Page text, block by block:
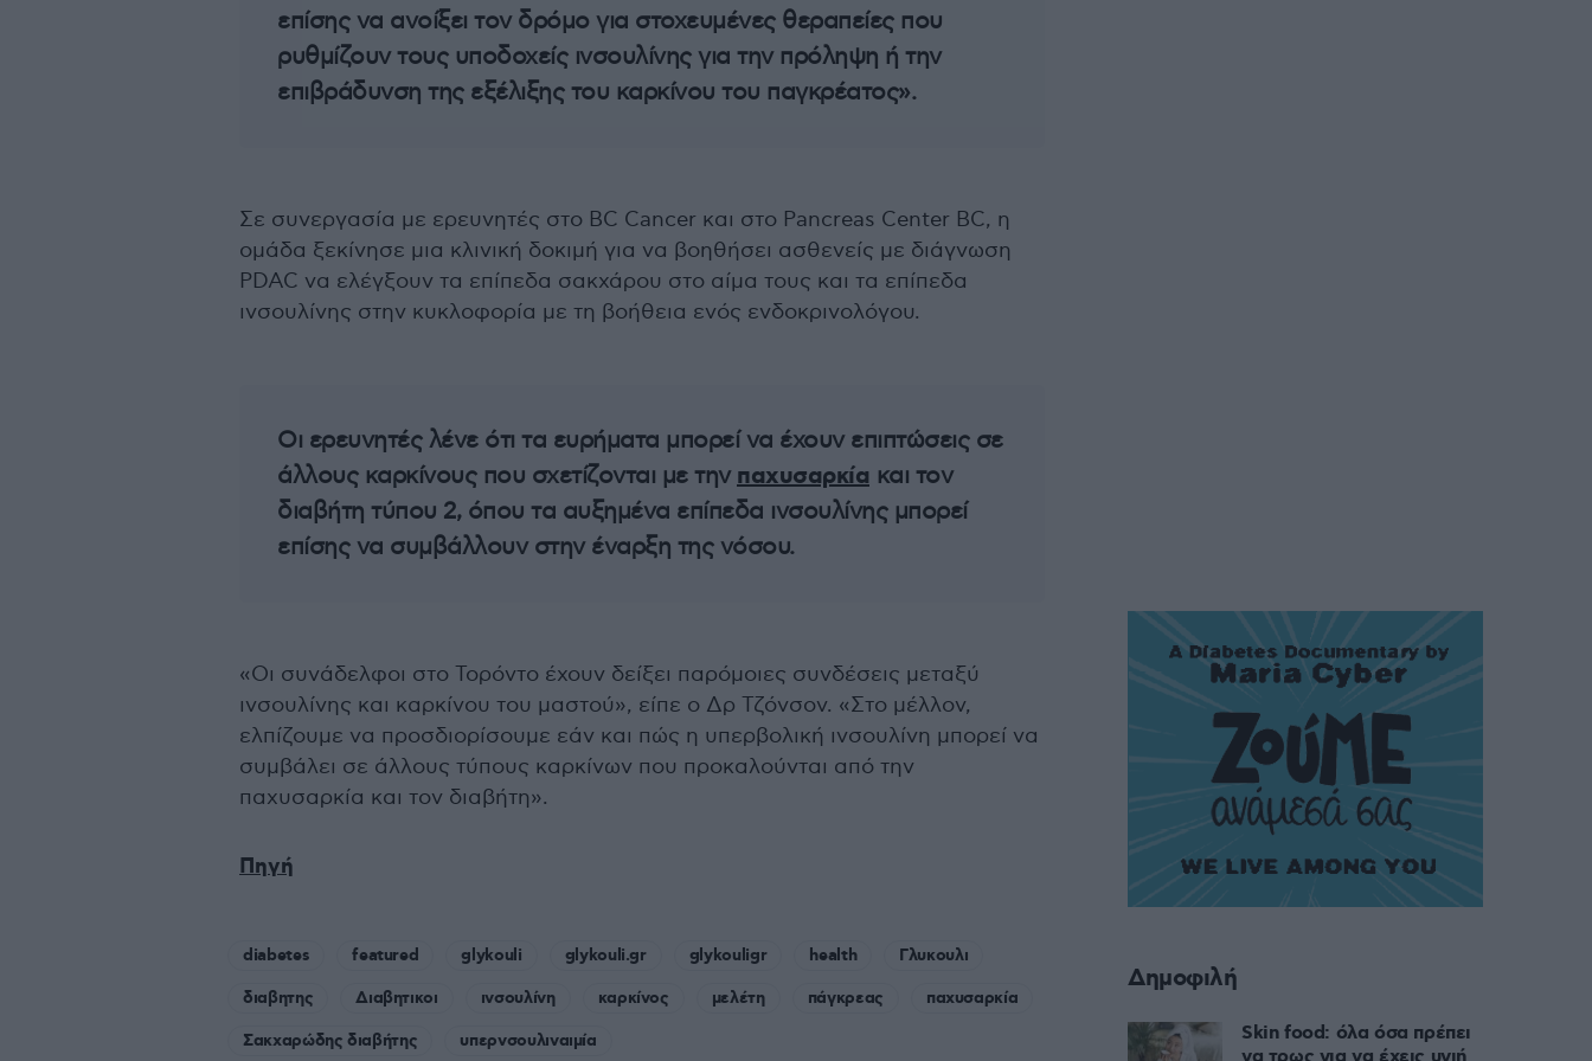
επίσης να ανοίξει τον δρόμο για στοχευμένες θεραπείες που
ρυθμίζουν τους υποδοχείς ινσουλίνης για την πρόληψη ή την
επιβράδυνση της εξέλιξης του καρκίνου του παγκρέατος».
Σε συνεργασία με ερευνητές στο BC Cancer και στο Pancreas Center BC, η
ομάδα ξεκίνησε μια κλινική δοκιμή για να βοηθήσει ασθενείς με διάγνωση
PDAC να ελέγξουν τα επίπεδα σακχάρου στο αίμα τους και τα επίπεδα
ινσουλίνης στην κυκλοφορία με τη βοήθεια ενός ενδοκρινολόγου.
Οι ερευνητές λένε ότι τα ευρήματα μπορεί να έχουν επιπτώσεις σε
άλλους καρκίνους που σχετίζονται με την παχυσαρκία και τον
διαβήτη τύπου 2, όπου τα αυξημένα επίπεδα ινσουλίνης μπορεί
επίσης να συμβάλλουν στην έναρξη της νόσου.
«Οι συνάδελφοι στο Τορόντο έχουν δείξει παρόμοιες συνδέσεις μεταξύ
ινσουλίνης και καρκίνου του μαστού», είπε ο Δρ Τζόνσον. «Στο μέλλον,
ελπίζουμε να προσδιορίσουμε εάν και πώς η υπερβολική ινσουλίνη μπορεί να
συμβάλει σε άλλους τύπους καρκίνων που προκαλούνται από την
παχυσαρκία και τον διαβήτη».
Πηγή
diabetes featured glykouli glykouli.gr glykouligr health
Γλυκουλι
διαβητης
Διαβητικοι ινσουλίνη καρκίνος μελέτη πάγκρεας
παχυσαρκία
Σακχαρώδης διαβήτης
υπερνσουλιναιμία
Δημοφιλή
Skin food: όλα όσα πρέπει